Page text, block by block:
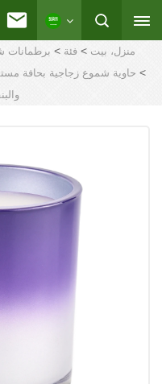
منزل، بيت > فئة > برطمانات
>